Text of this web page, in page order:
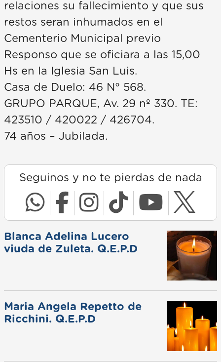
relaciones su fallecimiento y que sus
restos seran inhumados en el
Cementerio Municipal previo
Responso que se oficiara a las 15,00
Hs en la Iglesia San Luis.
Casa de Duelo: 46 N° 568.
GRUPO PARQUE, Av. 29 nº 330. TE:
423510 / 420022 / 426704.
74 años – Jubilada.
Seguinos y no te pierdas de nada
Blanca Adelina Lucero
viuda de Zuleta. Q.E.P.D
Maria Angela Repetto de
Ricchini. Q.E.P.D